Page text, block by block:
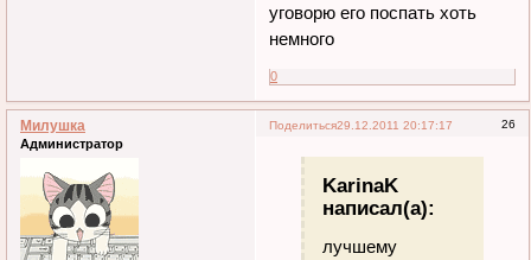
уговорю его поспать хоть
немного
0
Поделиться 26
29.12.2011 20:17:17
Милушка
Администратор
KarinaK
написал(а):
лучшему